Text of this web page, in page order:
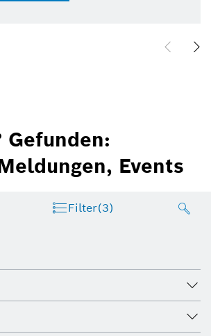
Gefunden:
Events
Filter(3)